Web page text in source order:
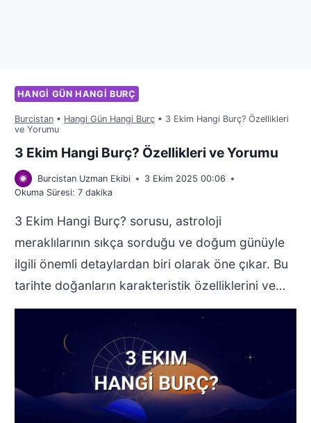
HANGI GÜN HANGI BURÇ
Burcistan• Hangi Gün Hangi Burç• 3 Ekim Hangi Burç? Özellikleri
ve Yorumu
3 Ekim Hangi Burç? Özellikleri ve Yorumu
Burcistan Uzman Ekibi
3 Ekim 2025 00:06
Okuma Süresi: 7 dakika
3 Ekim Hangi Burç? sorusu, astroloji
meraklılarının sıkça sorduğu ve doğum günüyle
ilgili önemli detaylardan biri olarak öne çıkar. Bu
tarihte doğanların karakteristik özelliklerini ve…